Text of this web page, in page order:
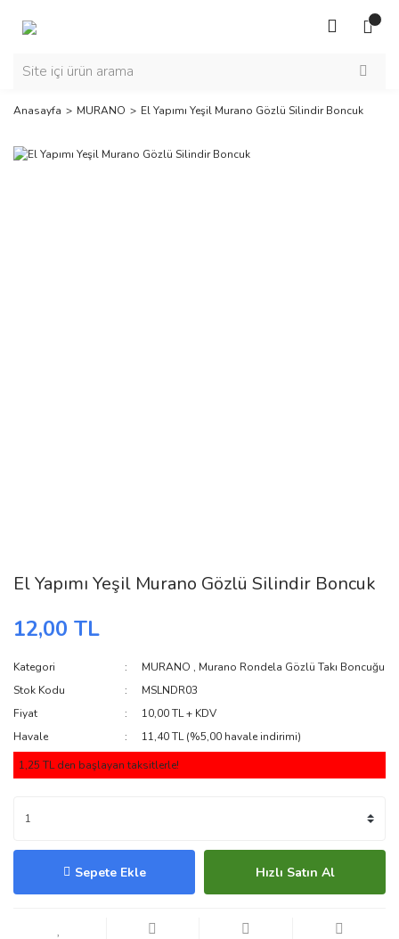
Anasayfa MURANO El Yapımı Yeşil Murano Gözlü Silindir Boncuk
El Yapımı Yeşil Murano Gözlü Silindir Boncuk
12,00 TL
Kategori MURANO , Murano Rondela Gözlü Takı Boncuğu
Stok Kodu
MSLNDR03
Fiyat
10,00 TL + KDV
Havale
11,40 TL (%5,00 havale indirimi)
1,25 TL den başlayan taksitlerle!
Sepete Ekle Hızlı Satın Al